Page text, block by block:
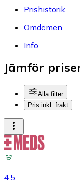
Prishistorik
Omdömen
Info
Jämför
Alla filter
Pris inkl. frakt
4.5